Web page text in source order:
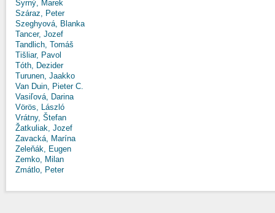
Syrný, Marek
Száraz, Peter
Szeghyová, Blanka
Tancer, Jozef
Tandlich, Tomáš
Tišliar, Pavol
Tóth, Dezider
Turunen, Jaakko
Van Duin, Pieter C.
Vasiľová, Darina
Vörös, László
Vrátny, Štefan
Žatkuliak, Jozef
Zavacká, Marína
Zeleňák, Eugen
Zemko, Milan
Zmátlo, Peter